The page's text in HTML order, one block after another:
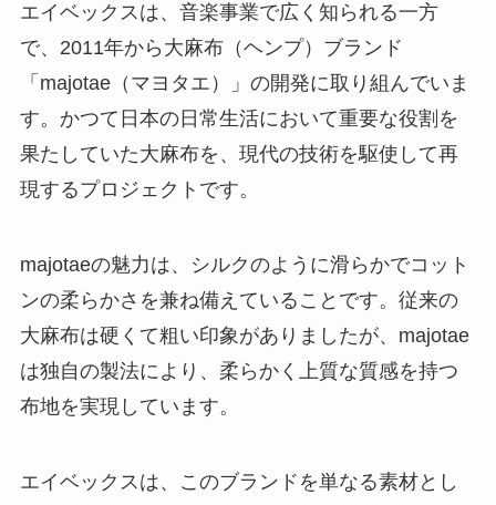
エイベックスは、音楽事業で広く知られる一方
で、2011年から大麻布（ヘンプ）ブランド
「majotae（マヨタエ）」の開発に取り組んでいま
す。かつて日本の日常生活において重要な役割を
果たしていた大麻布を、現代の技術を駆使して再
現するプロジェクトです。
majotaeの魅力は、シルクのように滑らかでコット
ンの柔らかさを兼ね備えていることです。従来の
大麻布は硬くて粗い印象がありましたが、majotae
は独自の製法により、柔らかく上質な質感を持つ
布地を実現しています。
エイベックスは、このブランドを単なる素材とし